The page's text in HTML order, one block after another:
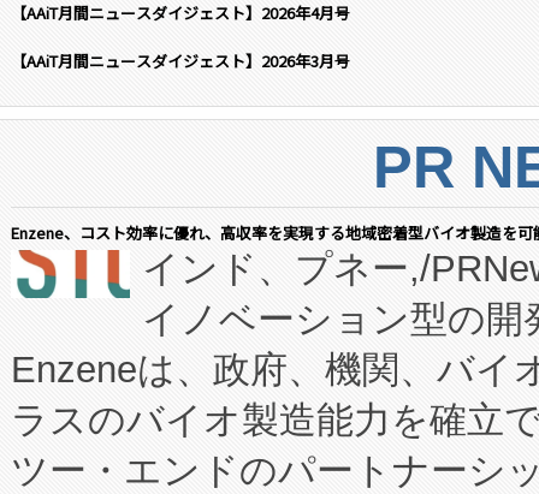
【AAiT月間ニュースダイジェスト】2026年4月号
【AAiT月間ニュースダイジェスト】2026年3月号
PR
Enzene、コスト効率に優れ、高収率を実現する地域密着型バイオ製造を
インド、プネー,/
イノベーション型の
Enzeneは、政府、機関、バイ
ラスのバイオ製造能力を確立
ツー・エンドのパートナーシ